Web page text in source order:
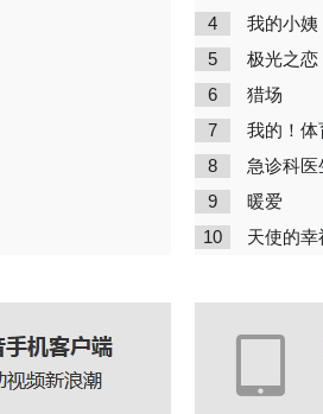
4 我的小姨
5 极光之恋
6 猎场
7 我的！体
8 急诊科医
9 暖爱
10 天使的幸